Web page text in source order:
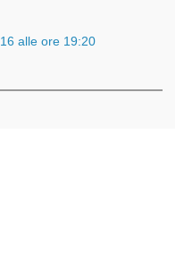
alle ore 19:20